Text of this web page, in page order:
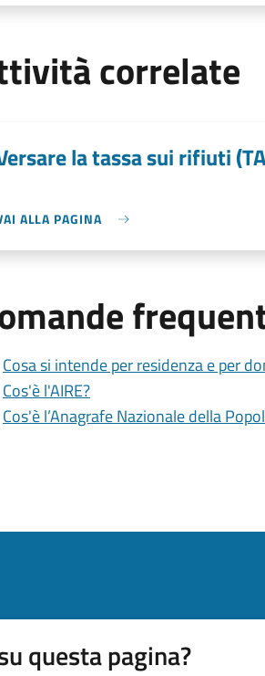
correlate
la tassa sui rifiuti
ALLA PAGINA
Cosa si intende per residenza e per
Cos'è l'AIRE?
Cos'è l’Anagrafe Nazionale della
questa pagina?